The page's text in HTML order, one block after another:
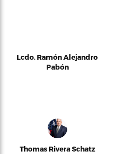
Lcdo. Ramón Alejandro
Pabón
Thomas Rivera Schatz